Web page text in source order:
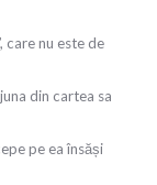
care nu este de
din cartea sa
pe ea însăși